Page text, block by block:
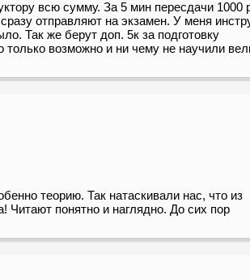
всю сумму. За 5 мин пересдачи 1000
отправляют на экзамен. У меня
Так же берут доп. 5к за подготовку
только возможно и ни чему не научили
теорию. Так натаскивали нас, что из
Читают понятно и наглядно. До сих пор